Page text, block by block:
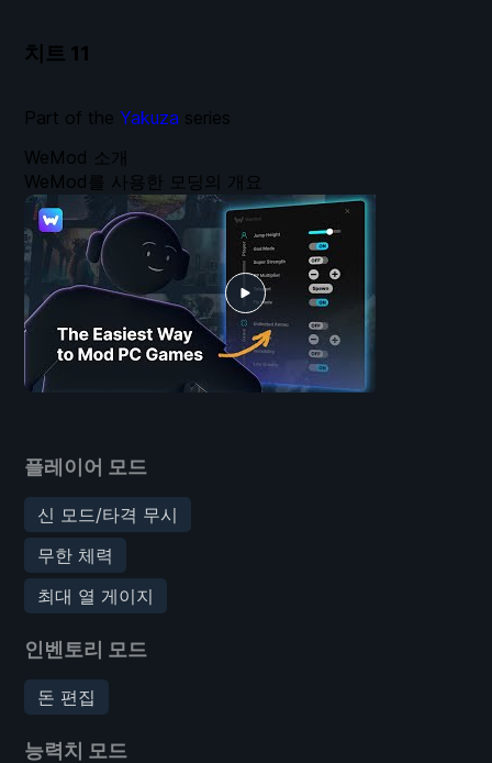
치트 11
플레이어 모드
신 모드/타격 무시
무한 체력
최대 열 게이지
인벤토리 모드
돈 편집
능력치 모드
WeMod 소개
WeMod를 사용한 모딩의 개요
Part of the Yakuza series